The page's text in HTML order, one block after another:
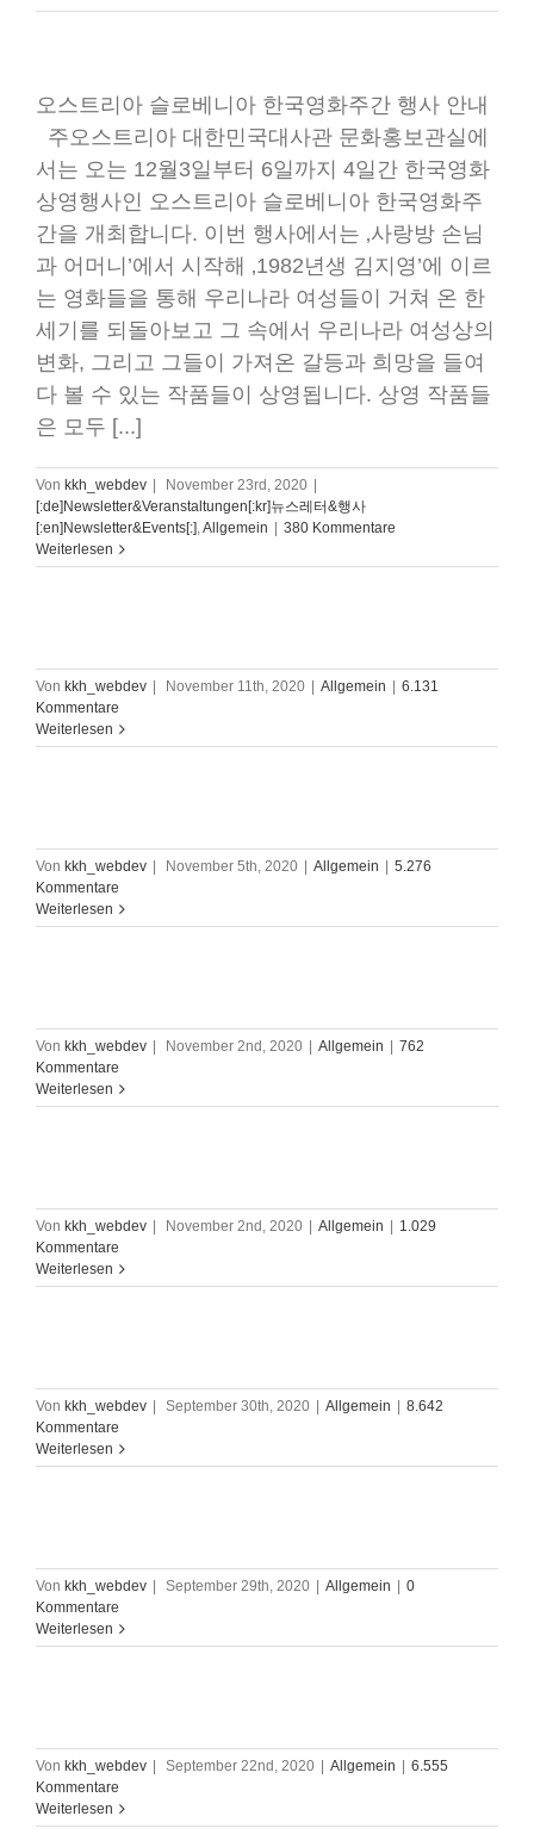
오스트리아 슬로베니아 한국영화주간 행사 안내
주오스트리아 대한민국대사관 문화홍보관실에
서는 오는 12월3일부터 6일까지 4일간 한국영화
상영행사인 오스트리아 슬로베니아 한국영화주
간을 개최합니다. 이번 행사에서는 ‚사랑방 손님
과 어머니’에서 시작해 ‚1982년생 김지영’에 이르
는 영화들을 통해 우리나라 여성들이 거쳐 온 한
세기를 되돌아보고 그 속에서 우리나라 여성상의
변화, 그리고 그들이 가져온 갈등과 희망을 들여
다 볼 수 있는 작품들이 상영됩니다. 상영 작품들
은 모두 [...]
Von kkh_webdev | November 23rd, 2020 |
[:de]Newsletter&Veranstaltungen[:kr]뉴스레터&행사
[:en]Newsletter&Events[:] Allgemein | 380 Kommentare
Weiterlesen
Von kkh_webdev | November 11th, 2020 | Allgemein | 6.131
Kommentare
Weiterlesen
Von kkh_webdev | November 5th, 2020 | Allgemein | 5.276
Kommentare
Weiterlesen
Von kkh_webdev | November 2nd, 2020 | Allgemein | 762
Kommentare
Weiterlesen
Von kkh_webdev | November 2nd, 2020 | Allgemein | 1.029
Kommentare
Weiterlesen
Von kkh_webdev | September 30th, 2020 | Allgemein | 8.642
Kommentare
Weiterlesen
Von kkh_webdev | September 29th, 2020 | Allgemein | 0
Kommentare
Weiterlesen
Von kkh_webdev | September 22nd, 2020 | Allgemein | 6.555
Kommentare
Weiterlesen